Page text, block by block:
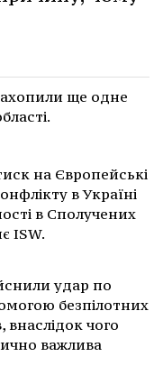
ще одне
на Європейські
в Україні
в Сполучених
ISW.
удар по
безпілотних
внаслідок чого
важлива